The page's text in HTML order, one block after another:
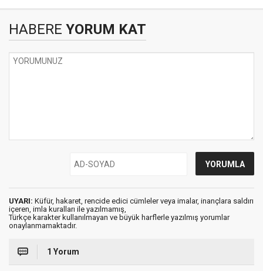
HABERE YORUM KAT
UYARI: Küfür, hakaret, rencide edici cümleler veya imalar, inançlara saldırı
içeren, imla kuralları ile yazılmamış,
Türkçe karakter kullanılmayan ve büyük harflerle yazılmış yorumlar
onaylanmamaktadır.
1 Yorum